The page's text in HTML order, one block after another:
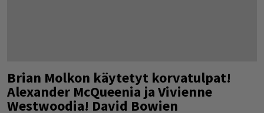
Brian Molkon käytetyt korvatulpat!
Alexander McQueenia ja Vivienne
Westwoodia! David Bowien